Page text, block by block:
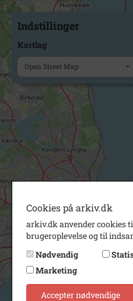
Indstillinger
Kortlag
Open Street Map
Cookies på arkiv.dk
arkiv.dk anvender cookies
brugeroplevelse og til
Nødvendig
Marketing
Accepter nødvendige